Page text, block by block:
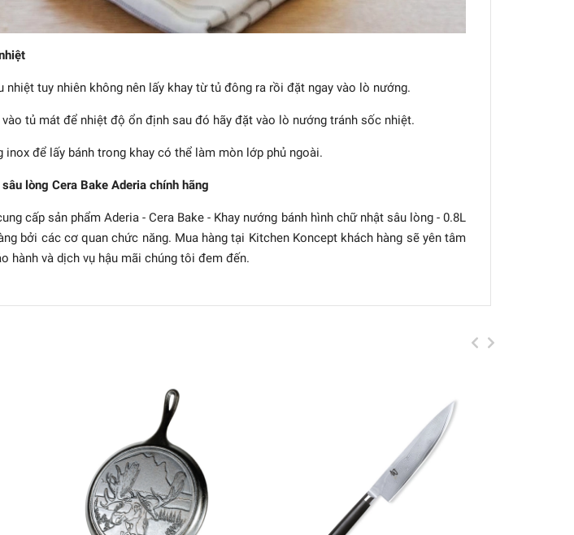
nhiệt tuy nhiên không nên lấy khay từ tủ đông ra rồi đặt ngay vào lò nướng.
tủ mát để nhiệt độ ổn định sau đó hãy đặt vào lò nướng tránh sốc nhiệt.
inox để lấy bánh trong khay có thể làm mòn lớp phủ ngoài.
lòng Cera Bake Aderia chính hãng
cấp sản phẩm Aderia - Cera Bake - Khay nướng bánh hình chữ nhật sâu lòng - 0.8L
bởi các cơ quan chức năng. Mua hàng tại Kitchen Koncept khách hàng sẽ yên tâm
hành và dịch vụ hậu mãi chúng tôi đem đến.